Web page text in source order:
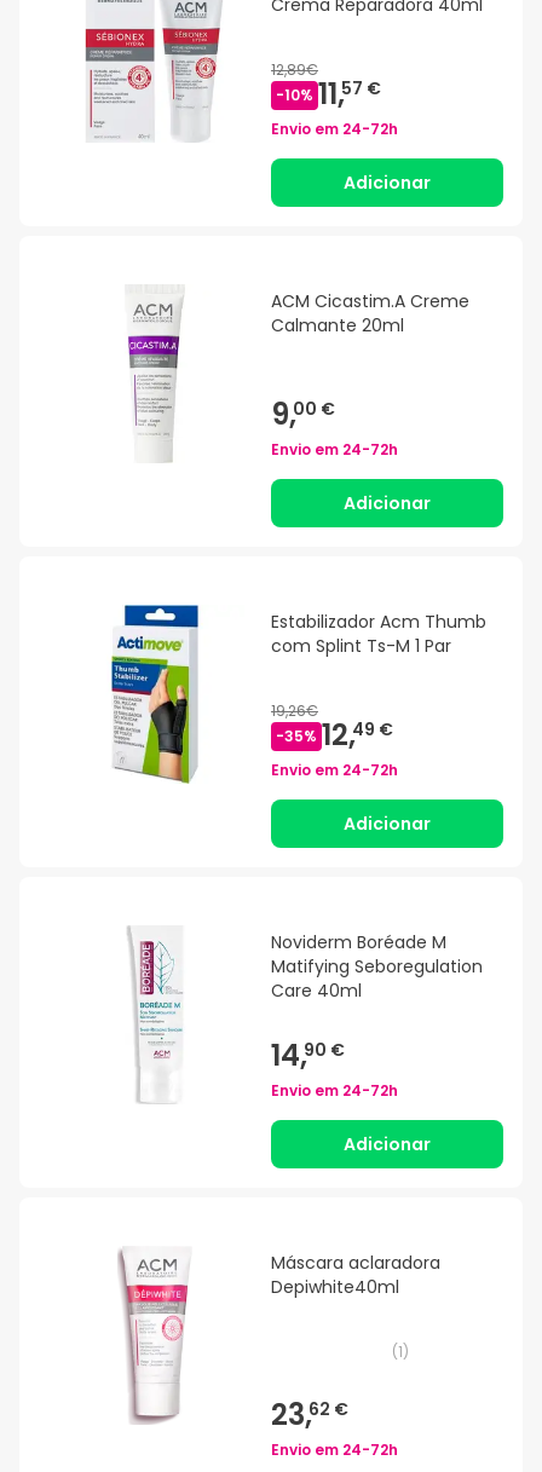
Crema Reparadora 40ml
12,89€
-10% 11,57 €
Envio em 24-72h
Adicionar
ACM Cicastim.A Creme
Calmante 20ml
9,00 €
Envio em 24-72h
Adicionar
Estabilizador Acm Thumb
com Splint Ts-M 1 Par
19,26€
-35% 12,49 €
Envio em 24-72h
Adicionar
Noviderm Boréade M
Matifying Seboregulation
Care 40ml
14,90 €
Envio em 24-72h
Adicionar
Máscara aclaradora
Depiwhite40ml
(1)
23,62 €
Envio em 24-72h